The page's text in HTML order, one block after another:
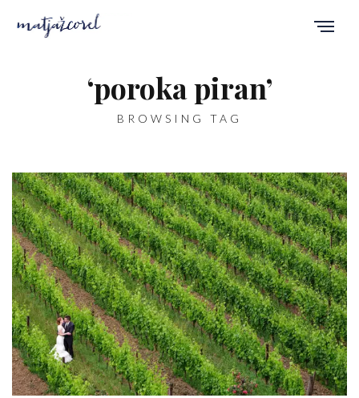
‘poroka piran’
BROWSING TAG